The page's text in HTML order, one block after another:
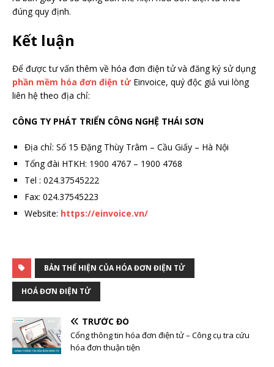
đúng quy định.
Kết luận
Để được tư vấn thêm về hóa đơn điện tử và đăng ký sử dụng
phần mềm hóa đơn điện tửEinvoice, quý độc giả vui lòng
liên hệ theo địa chỉ:
CÔNG TY PHÁT TRIỂN CÔNG NGHỆ THÁI SƠN
Địa chỉ: Số 15 Đặng Thùy Trâm – Cầu Giấy – Hà Nội
Tổng đài HTKH: 1900 4767 – 1900 4768
Tel : 024.37545222
Fax: 024.37545223
Website: https://einvoice.vn/
BẢN THỂ HIỆN CỦA HÓA ĐƠN ĐIỆN TỬ
HOÁ ĐƠN ĐIỆN TỬ
TRƯỚC ĐÓ
Cổng thông tin hóa đơn điện tử – Công cụ tra cứu
hóa đơn thuận tiện